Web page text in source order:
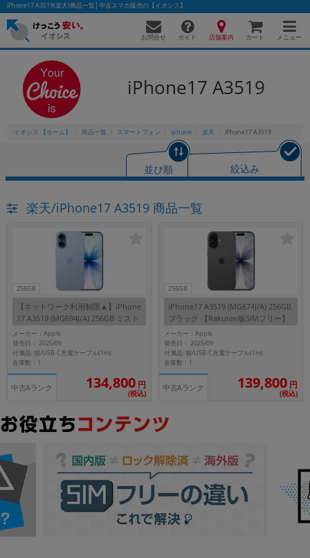
iPhone17 A3519(楽天)商品一覧│中古スマホ販売の【イオシス】
お問合せ ガイド 店舗案内 カート メニュー
iPhone17 A3519
イオシス 【ホーム】 商品一覧 スマートフォン iphone 楽天 iPhone17 A3519
並び順 絞込み
楽天/iPhone17 A3519 商品一覧
256GB
【ネットワーク利用制限▲】iPhone
17 A3519 (MG694J/A) 256GB ミスト
ブルー 【Rakuten版SIMフリー】
メーカー：Apple
発売日： 2025/09
付属品: 箱/USB-C充電ケーブル(1m)
在庫数：1
中古Aランク 134,800 円
(税込)
256GB
iPhone17 A3519 (MG674J/A) 256GB
ブラック 【Rakuten版SIMフリー】
メーカー：Apple
発売日： 2025/09
付属品: 箱/USB-C充電ケーブル(1m)
在庫数：1
中古Aランク 139,800 円
(税込)
かんたんパソコン検索に切り替える
人気の検索ワード：Let's note EliteBookMacBook
カテゴリー
商品ジャンルの絞り込み
「スマートフォン」「タブレット」など
シリーズ
「iPhone」「Xperia」「Galaxy」など
メーカー
製造、販売メーカーの絞り込み
「Apple」「SONY」「SHARP」など
機能・特徴
ドライブの絞り込み
ランク
商品状態の絞り込み
「新品」「未使用」「中古」など
CPU